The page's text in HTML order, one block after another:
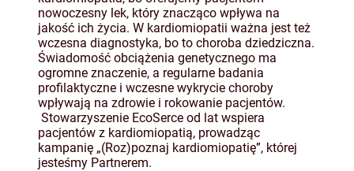
nowoczesny lek, który znacząco wpływa na
jakość ich życia. W kardiomiopatii ważna jest też
wczesna diagnostyka, bo to choroba dziedziczna.
Świadomość obciążenia genetycznego ma
ogromne znaczenie, a regularne badania
profilaktyczne i wczesne wykrycie choroby
wpływają na zdrowie i rokowanie pacjentów.
Stowarzyszenie EcoSerce od lat wspiera
pacjentów z kardiomiopatią, prowadząc
kampanię „(Roz)poznaj kardiomiopatię”, której
jesteśmy Partnerem.